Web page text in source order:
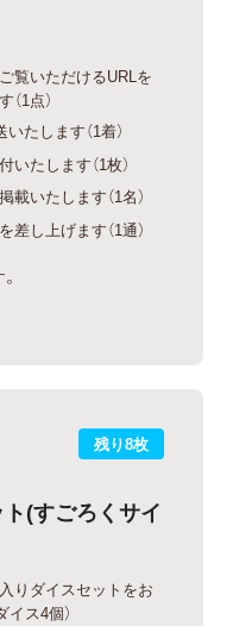
覧いただけるURLを
1点）
たします（1着）
たします（1枚）
いたします（1名）
し上げます（1通）
残り8枚
(すごろくサイ
りダイスセットをお
ス4個）